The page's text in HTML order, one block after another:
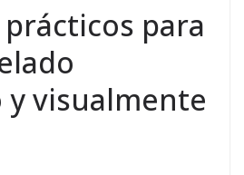
para
visualmente